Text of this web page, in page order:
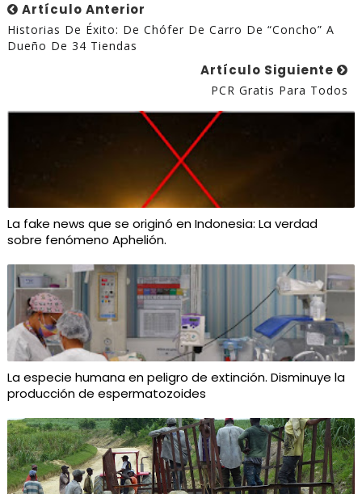
Artículo Anterior
Historias De Éxito: De Chófer De Carro De “concho” A
Dueño De 34 Tiendas
Artículo Siguiente
PCR Gratis Para Todos
La fake news que se originó en Indonesia: La verdad
sobre fenómeno Aphelión.
La especie humana en peligro de extinción. Disminuye la
producción de espermatozoides